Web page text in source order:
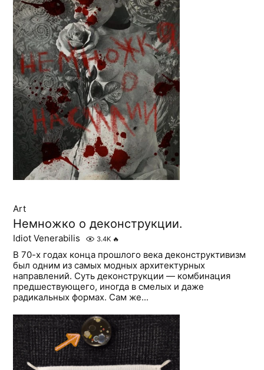
Art
Немножко о деконструкции.
Idiot Venerabilis 3.4K 🔥
В 70-х годах конца прошлого века деконструктивизм
был одним из самых модных архитектурных
направлений. Суть деконструкции — комбинация
предшествующего, иногда в смелых и даже
радикальных формах. Сам же...